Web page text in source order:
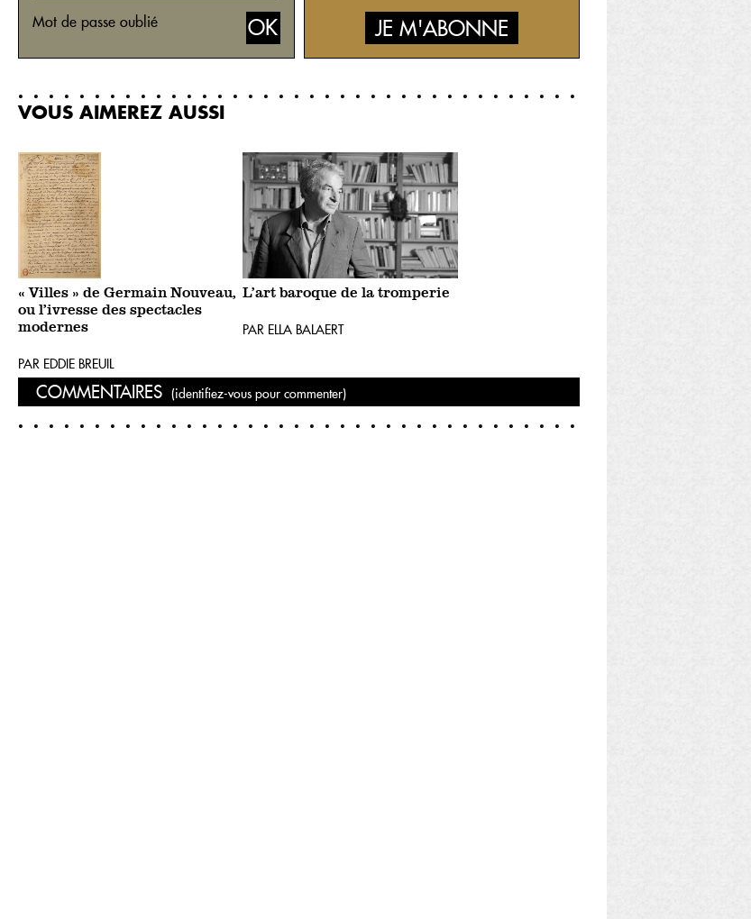
Mot de passe oublié JE M'ABONNE
VOUS AIMEREZ AUSSI
« Villes » de Germain Nouveau,
ou l’ivresse des spectacles
modernes
PAR EDDIE BREUIL
L’art baroque de la tromperie
PAR ELLA BALAERT
COMMENTAIRES(identifiez-vous pour commenter)